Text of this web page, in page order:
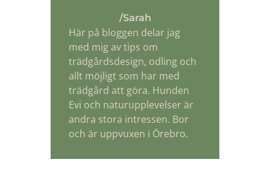
/Sarah
Här på bloggen delar jag
med mig av tips om
trädgårdsdesign, odling och
allt möjligt som har med
trädgård att göra. Hunden
Evi och naturupplevelser är
andra stora intressen. Bor
och är uppvuxen i Örebro.